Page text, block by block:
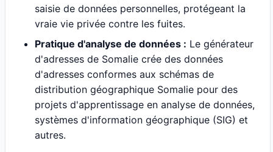
saisie de données personnelles, protégeant la
vraie vie privée contre les fuites.
Pratique d'analyse de données : Le générateur
d'adresses de Somalie crée des données
d'adresses conformes aux schémas de
distribution géographique Somalie pour des
projets d'apprentissage en analyse de données,
systèmes d'information géographique (SIG) et
autres.